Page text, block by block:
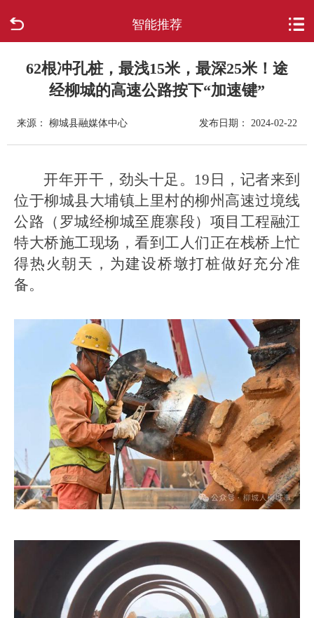
智能推荐
走进柳城
政府信息公开
网上办事
互动回应
数据专题
62根冲孔桩，最浅15米，最深25米！途
经柳城的高速公路按下“加速键”
来源： 柳城县融媒体中心 发布日期： 2024-02-22
开年开干，劲头十足。19日，记者来到
位于柳城县大埔镇上里村的柳州高速过境线
公路（罗城经柳城至鹿寨段）项目工程融江
特大桥施工现场，看到工人们正在栈桥上忙
得热火朝天，为建设桥墩打桩做好充分准
备。